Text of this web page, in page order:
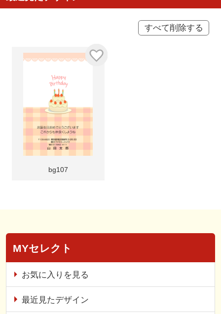
すべて削除する
bg107
MYセレクト
お気に入りを見る
最近見たデザイン